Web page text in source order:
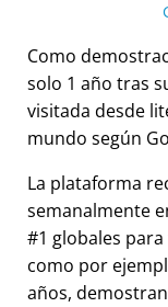
Como
solo 1 año tras
visitada desde
mundo según
La plataforma
semanalmente
#1 globales
como por
años,